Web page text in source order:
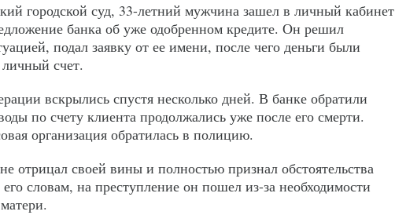
городской суд, 33-летний мужчина зашел в личный кабинет
банка об уже одобренном кредите. Он решил
подал заявку от ее имени, после чего деньги были
счет.
вскрылись спустя несколько дней. В банке обратили
по счету клиента продолжались уже после его смерти.
организация обратилась в полицию.
отрицал своей вины и полностью признал обстоятельства
словам, на преступление он пошел из-за необходимости